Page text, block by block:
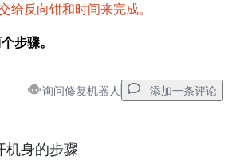
给反向钳和时间来完成。
步骤。
询问修复机器人 添加一条评论
添加一条评论
机身的步骤